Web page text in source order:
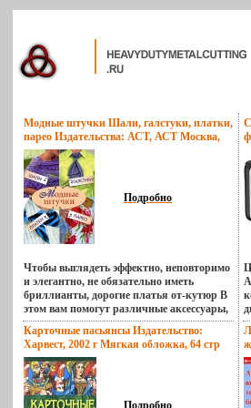
Модные штучки Шали, галстуки, платки,
парео Издательства: АСТ, АСТ Москва,
2009 г Твердый переплет, 192 стр ISBN
978-5-17-056248-0, 978-5-403-00636-1
Тираж: 5000 экз Формат: 70x90/16
(~170х215 мм) инфо 13786p.
Подробно
Чтобы выглядеть эффектно, неповторимо
и элегантно, не обязательно иметь
бриллианты, дорогие платья от-кутюр В
этом вам помогут различные аксессуары,
которые есть у каждой женщины Их
преимущество заключается бьлшюв том,
что одну и ту же вещь можно
использовать неоднократно В книге
содержится множество различных
способов завязывания и ношения
галстуков, шарфов, шалей, платков,
Карточные пасьянсы Издательство:
Харвест, 2002 г Мягкая обложка, 64 стр
ISBN 985-13-0716-5 Тираж: 5000 экз
Формат: 84x108/64 (~90x130 мм) инфо
13791p.
Подробно